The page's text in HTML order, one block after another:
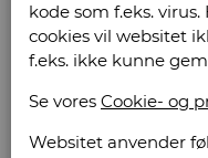
kode som f.eks.
cookies vil websitet
f.eks. ikke kunne
Se vores Cookie- og
Websitet anvender